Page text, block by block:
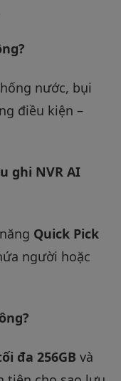
nước, bụi
điều kiện –
ghi NVR AI
Quick Pick
người hoặc
đa 256GB và